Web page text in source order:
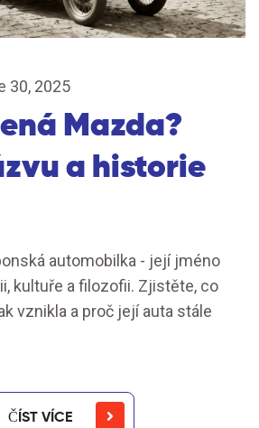
30, 2025
Mazda?
a historie
automobilka - její jméno
kultuře a filozofii. Zjistěte, co
vznikla a proč její auta stále
ČÍST VÍCE